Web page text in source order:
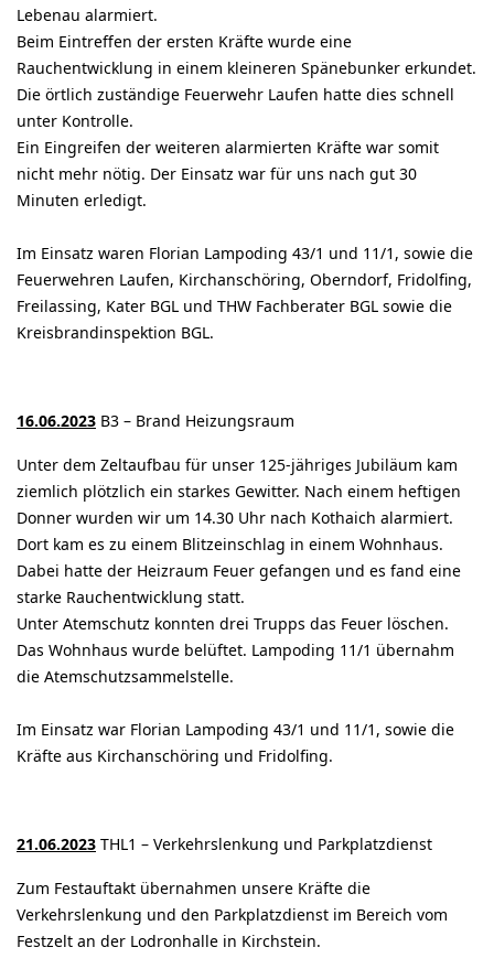
Lebenau alarmiert.
Beim Eintreffen der ersten Kräfte wurde eine
Rauchentwicklung in einem kleineren Spänebunker erkundet.
Die örtlich zuständige Feuerwehr Laufen hatte dies schnell
unter Kontrolle.
Ein Eingreifen der weiteren alarmierten Kräfte war somit
nicht mehr nötig. Der Einsatz war für uns nach gut 30
Minuten erledigt.
Im Einsatz waren Florian Lampoding 43/1 und 11/1, sowie die
Feuerwehren Laufen, Kirchanschöring, Oberndorf, Fridolfing,
Freilassing, Kater BGL und THW Fachberater BGL sowie die
Kreisbrandinspektion BGL.
16.06.2023 B3 – Brand Heizungsraum
Unter dem Zeltaufbau für unser 125-jähriges Jubiläum kam
ziemlich plötzlich ein starkes Gewitter. Nach einem heftigen
Donner wurden wir um 14.30 Uhr nach Kothaich alarmiert.
Dort kam es zu einem Blitzeinschlag in einem Wohnhaus.
Dabei hatte der Heizraum Feuer gefangen und es fand eine
starke Rauchentwicklung statt.
Unter Atemschutz konnten drei Trupps das Feuer löschen.
Das Wohnhaus wurde belüftet. Lampoding 11/1 übernahm
die Atemschutzsammelstelle.
Im Einsatz war Florian Lampoding 43/1 und 11/1, sowie die
Kräfte aus Kirchanschöring und Fridolfing.
21.06.2023 THL1 – Verkehrslenkung und Parkplatzdienst
Zum Festauftakt übernahmen unsere Kräfte die
Verkehrslenkung und den Parkplatzdienst im Bereich vom
Festzelt an der Lodronhalle in Kirchstein.